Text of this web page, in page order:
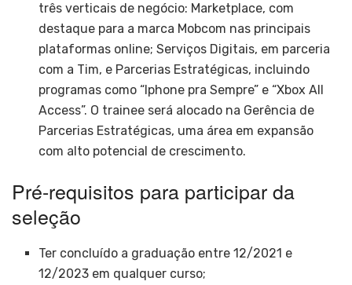
três verticais de negócio: Marketplace, com
destaque para a marca Mobcom nas principais
plataformas online; Serviços Digitais, em parceria
com a Tim, e Parcerias Estratégicas, incluindo
programas como “Iphone pra Sempre” e “Xbox All
Access”. O trainee será alocado na Gerência de
Parcerias Estratégicas, uma área em expansão
com alto potencial de crescimento.
Pré-requisitos para participar da
seleção
Ter concluído a graduação entre 12/2021 e
12/2023 em qualquer curso;